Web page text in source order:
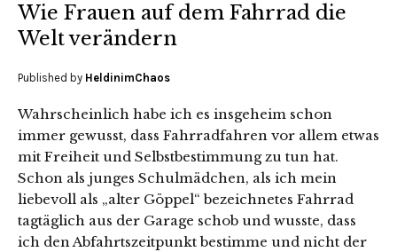
Wie Frauen auf dem Fahrrad die
Welt verändern
Published by HeldinimChaos
Wahrscheinlich habe ich es insgeheim schon
immer gewusst, dass Fahrradfahren vor allem etwas
mit Freiheit und Selbstbestimmung zu tun hat.
Schon als junges Schulmädchen, als ich mein
liebevoll als „alter Göppel“ bezeichnetes Fahrrad
tagtäglich aus der Garage schob und wusste, dass
ich den Abfahrtszeitpunkt bestimme und nicht der